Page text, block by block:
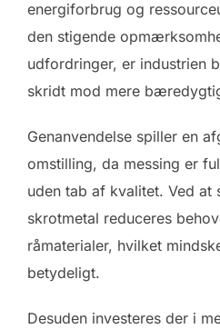
energiforbrug og
den stigende
udfordringer, er industrien
skridt mod mere
Genanvendelse spiller en
omstilling, da messing er
uden tab af kvalitet. Ved at
skrotmetal reduceres
råmaterialer, hvilket
betydeligt.
Desuden investeres der i